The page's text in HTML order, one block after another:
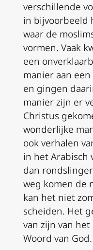
verschillende
in bijvoorbeeld
waar de
vormen. Vaak
een
manier aan
en gingen
manierzijn er
Christus
wonderlijke
ookverhalen
in hetArabisch
dan
weg komen de
kan het niet
scheiden. Het
van zijn van het
Woord van God.